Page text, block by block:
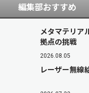
編集部おすすめ
メタマテリア
拠点の挑戦
2026.08.05
レーザー無線